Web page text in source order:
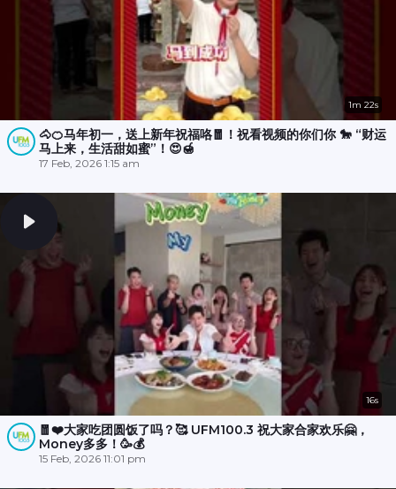
1m 22s
🐴🍊马年初一，送上新年祝福咯🧧！祝看视频的你们你 🐎 “财运
马上来，生活甜如蜜”！😍🍯
17 Feb, 2026 1:15 am
16s
🧧❤️大家吃团圆饭了吗？🥰 UFM100.3 祝大家合家欢乐🤗，
Money多多！🥳💰
15 Feb, 2026 11:01 pm